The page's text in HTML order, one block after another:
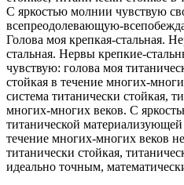
С яркостью молнии чувствую
всепреодолевающую-
Голова моя крепкая-стальная.
стальная. Нервы крепкие-
чувствую: голова моя
стойкая в течение многих-
система титанически стойкая,
многих-многих веков. С
титанической
течение многих-многих веков
титанически стойкая,
идеально точным,